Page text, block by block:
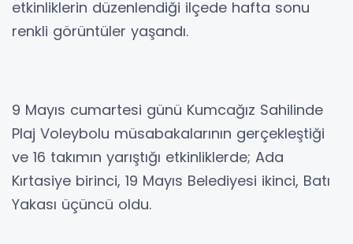
etkinliklerin düzenlendiği ilçede hafta sonu
renkli görüntüler yaşandı.
9 Mayıs cumartesi günü Kumcağız Sahilinde
Plaj Voleybolu müsabakalarının gerçekleştiği
ve 16 takımın yarıştığı etkinliklerde; Ada
Kırtasiye birinci, 19 Mayıs Belediyesi ikinci, Batı
Yakası üçüncü oldu.